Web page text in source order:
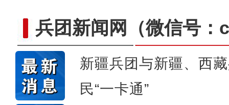
兵团新闻网 （微信号
新疆兵团与新疆、西
民“一卡通”
【与你为邻】海比夫：用六